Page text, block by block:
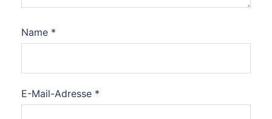
Name *
E-Mail-Adresse *